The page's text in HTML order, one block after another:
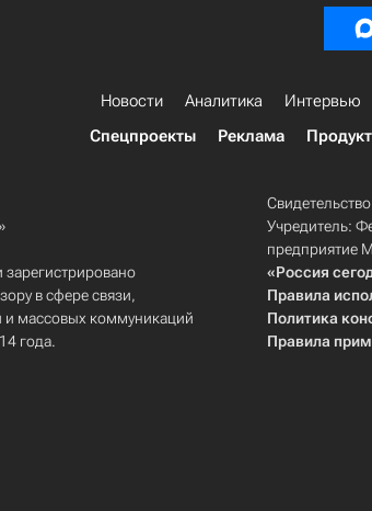
Новости Аналитика Интервью
Спецпроекты
Реклама
в сфере связи,
массовых коммуникаций
года.
Учредитель:
предприятие
«Россия
Правила
Политика
Правила